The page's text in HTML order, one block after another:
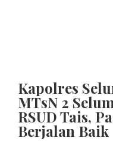
Kapolres
MTsN 2
RSUD Tais,
Berjalan Baik